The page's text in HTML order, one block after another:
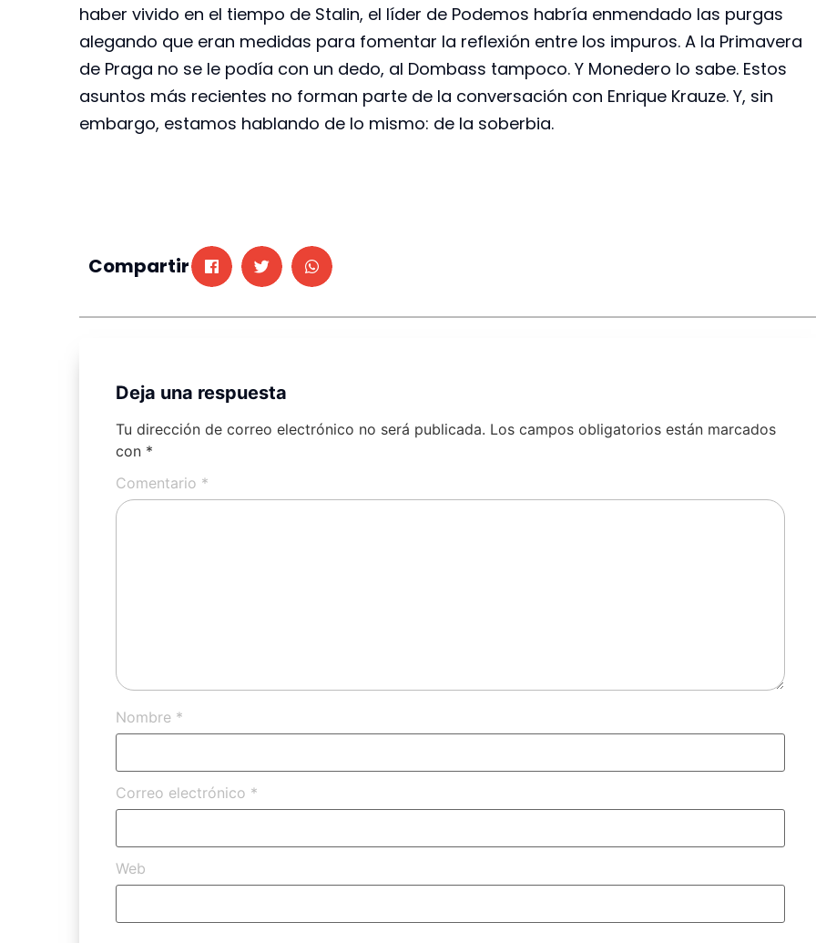
haber vivido en el tiempo de Stalin, el líder de Podemos habría enmendado las purgas
alegando que eran medidas para fomentar la reflexión entre los impuros. A la Primavera
de Praga no se le podía con un dedo, al Dombass tampoco. Y Monedero lo sabe. Estos
asuntos más recientes no forman parte de la conversación con Enrique Krauze. Y, sin
embargo, estamos hablando de lo mismo: de la soberbia.
Compartir
Deja una respuesta
Tu dirección de correo electrónico no será publicada. Los campos obligatorios están marcados
con *
Comentario *
Nombre *
Correo electrónico *
Web